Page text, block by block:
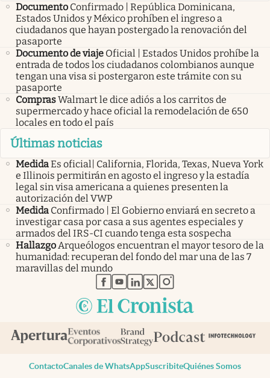
Documento Confirmado | República Dominicana,
Estados Unidos y México prohíben el ingreso a
ciudadanos que hayan postergado la renovación del
pasaporte
Documento de viaje Oficial | Estados Unidos prohíbe la
entrada de todos los ciudadanos colombianos aunque
tengan una visa si postergaron este trámite con su
pasaporte
ComprasWalmart le dice adiós a los carritos de
supermercado y hace oficial la remodelación de 650
locales en todo el país
Últimas noticias
MedidaEs oficial| California, Florida, Texas, Nueva York
e Illinois permitirán en agosto el ingreso y la estadía
legal sin visa americana a quienes presenten la
autorización del VWP
Medida Confirmado | El Gobierno enviará en secreto a
investigar casa por casa a sus agentes especiales y
armados del IRS-CI cuando tenga esta sospecha
HallazgoArqueólogos encuentran el mayor tesoro de la
humanidad: recuperan del fondo del mar una de las 7
maravillas del mundo
abre en nueva pestaña
abre en nueva pestaña
abre en nueva pestaña
abre en nueva pestaña
abre en nueva pestaña
ContactoCanales de WhatsAppSuscribiteQuiénes Somos